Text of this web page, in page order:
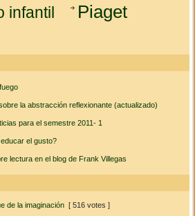
infantil Piaget
la abstracción reflexionante (actualizado)
para el semestre 2011- 1
el gusto?
lectura en el blog de Frank Villegas
de la imaginación [ 516 votes ]